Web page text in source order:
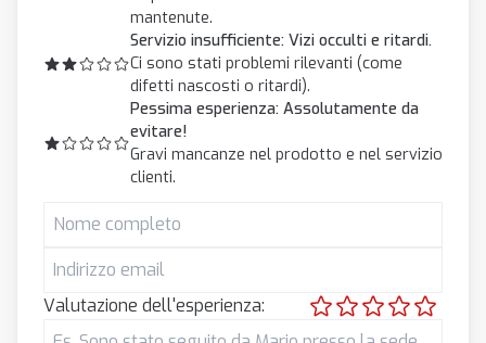
Valutazione dell'esperienza:
Pessima esperienza: Assolutamente da
evitare!
Gravi mancanze nel prodotto e nel servizio
clienti.
Servizio insufficiente: Vizi occulti e ritardi.
Ci sono stati problemi rilevanti (come
difetti nascosti o ritardi).
mantenute.